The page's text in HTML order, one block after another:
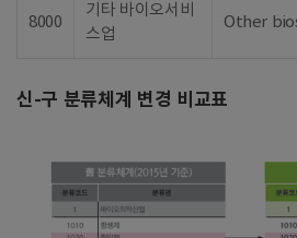
8000
기타 바이오서비
스업
Other
신-구 분류체계 변경 비교표